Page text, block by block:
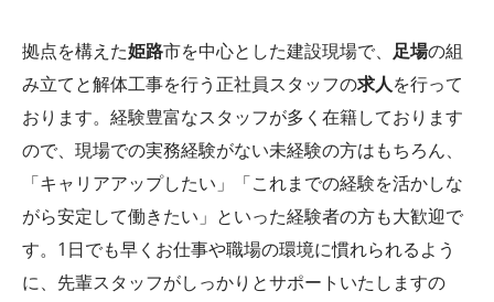
拠点を構えた姫路市を中心とした建設現場で、 足場の組
み立てと解体工事を行う正社員スタッフの求人を行って
おります。経験豊富なスタッフが多く在籍しております
ので、現場での実務経験がない未経験の方はもちろん、
「キャリアアップしたい」「これまでの経験を活かしな
がら安定して働きたい」といった経験者の方も大歓迎で
す。1日でも早くお仕事や職場の環境に慣れられるよう
に、先輩スタッフがしっかりとサポートいたしますの